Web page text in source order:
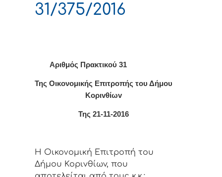
31/375/2016
Αριθμός Πρακτικού 31
Της Οικονομικής Επιτρoπής τoυ Δήμoυ
Κoριvθίωv
Της 21-11-2016
Η Οικονομική Επιτρoπή τoυ
Δήμoυ Κoριvθίωv, πoυ